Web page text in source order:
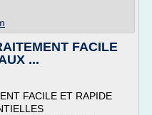
FACILE
...
FACILE ET RAPIDE